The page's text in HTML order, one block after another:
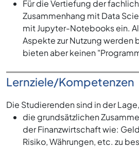
Für die Vertiefung der
Zusammenhang mit Data
mit Jupyter-Notebooks ein.
Aspekte zur Nutzung werden
bieten aber keinen
Lernziele/Kompetenzen
Die Studierenden sind in der Lage,
die grundsätzlichen
der Finanzwirtschaft wie:
Risiko, Währungen, etc. zu